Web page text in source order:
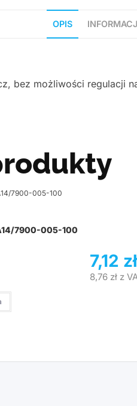
OPIS
bez możliwości regulacji
7900-005-100
7,12 zł
8,76 złz